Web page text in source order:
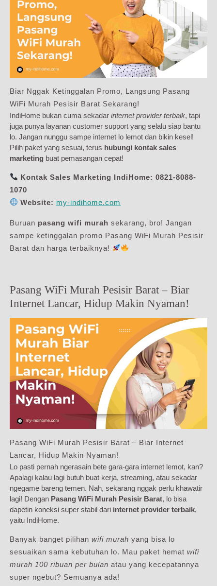
Biar Nggak Ketinggalan Promo, Langsung Pasang
WiFi Murah Pesisir Barat Sekarang!
IndiHome bukan cuma sekadar internet provider terbaik, tapi
juga punya layanan customer support yang selalu siap bantu
lo. Jangan nunggu sampe internet lo lemot dan bikin kesel!
Pilih paket yang sesuai, terus hubungi kontak sales
marketing buat pemasangan cepat!
Kontak Sales Marketing IndiHome: 0821-8088-
1070
Website: my-indihome.com
Buruan pasang wifi murah sekarang, bro! Jangan
sampe ketinggalan promo Pasang WiFi Murah Pesisir
Barat dan harga terbaiknya!
Pasang WiFi Murah Pesisir Barat – Biar
Internet Lancar, Hidup Makin Nyaman!
Pasang WiFi Murah Pesisir Barat – Biar Internet
Lancar, Hidup Makin Nyaman!
Lo pasti pernah ngerasain bete gara-gara internet lemot, kan?
Apalagi kalau lagi butuh buat kerja, streaming, atau sekadar
ngegame bareng temen. Nah, sekarang nggak perlu khawatir
lagi! Dengan Pasang WiFi Murah Pesisir Barat, lo bisa
dapetin koneksi super stabil dari internet provider terbaik,
yaitu IndiHome.
Banyak banget pilihan wifi murah yang bisa lo
sesuaikan sama kebutuhan lo. Mau paket hemat wifi
murah 100 ribuan per bulan atau yang kecepatannya
super ngebut? Semuanya ada!